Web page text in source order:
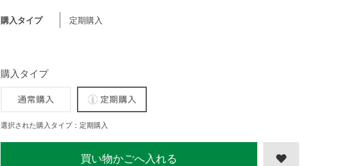
購入タイプ 定期購入
購入タイプ
選択された購入タイプ：定期購入
買い物かごへ入れる